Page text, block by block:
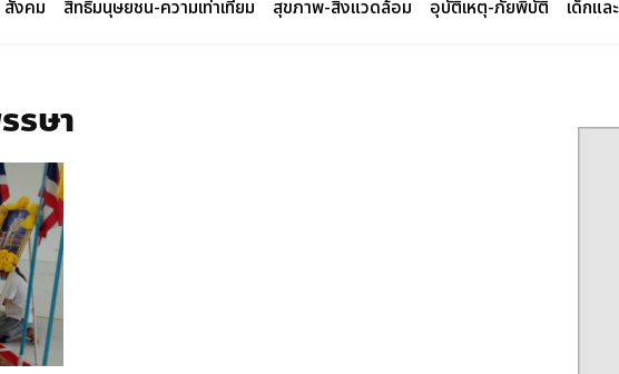
สังคม สิทธิมนุษยชน-ความเท่าเทียม สุขภาพ-สิ่งแวดล้อม อุบัติเหตุ-ภัยพิบัติ เด็กแล
รษา